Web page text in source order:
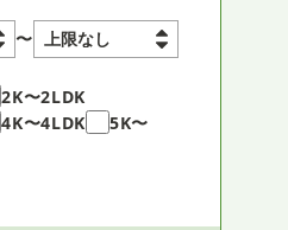
〜
2K〜2LDK
4K〜4LDK
5K〜